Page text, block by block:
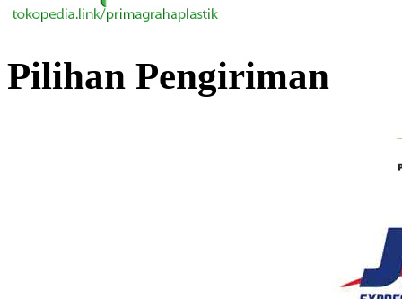
Pilihan Pengiriman